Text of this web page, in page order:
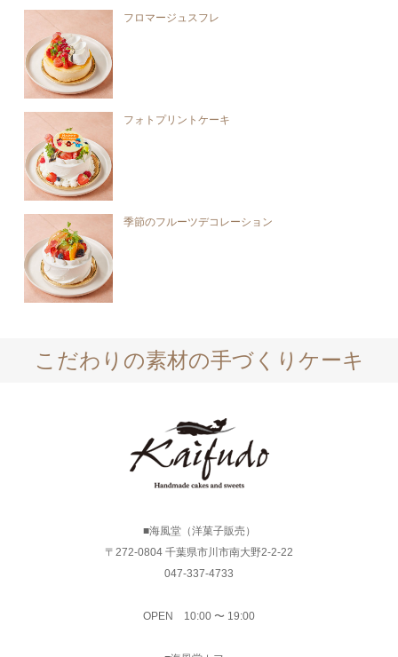
フロマージュスフレ
フォトプリントケーキ
季節のフルーツデコレーション
こだわりの素材の手づくりケーキ
■海風堂（洋菓子販売）
〒272-0804 千葉県市川市南大野2-2-22
047-337-4733
OPEN 10:00 〜 19:00